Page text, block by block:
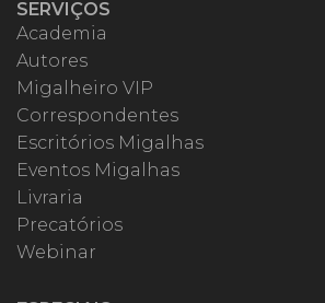
SERVIÇOS
Academia
Autores
Migalheiro VIP
Correspondentes
Escritórios Migalhas
Eventos Migalhas
Livraria
Precatórios
Webinar